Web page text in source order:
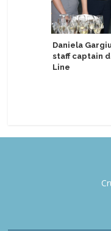
Daniela
staff captain
Line